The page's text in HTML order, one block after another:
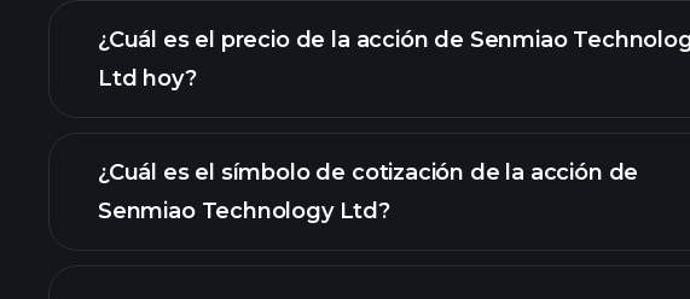
¿Cuál es el precio de la acción de Senmiao
Ltd hoy?
gráfico avanzado
¿Cuál es el símbolo de cotización de la acción de
Senmiao Technology Ltd?